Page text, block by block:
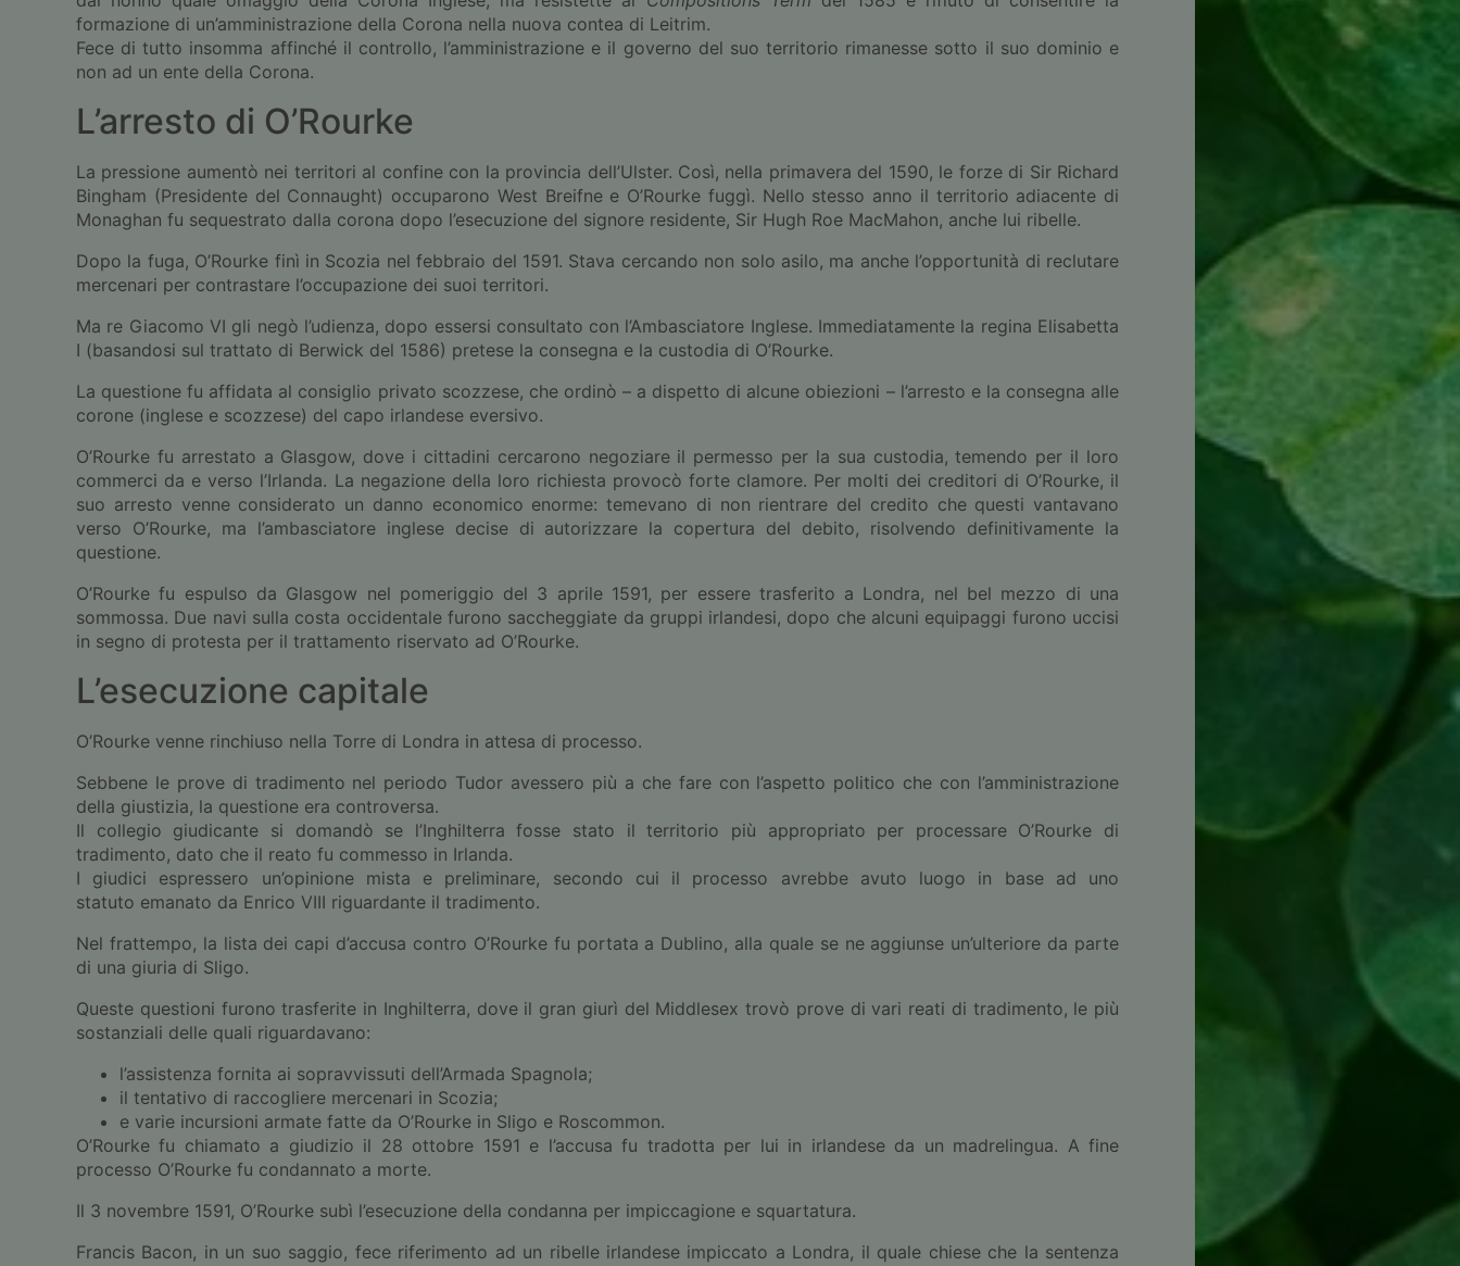
formazione di un’amministrazione della Corona nella nuova contea di Leitrim.
Fece di tutto insomma affinché il controllo, l’amministrazione e il governo del suo territorio rimanesse sotto il suo dominio e
non ad un ente della Corona.
L’arresto di O’Rourke
La pressione aumentò nei territori al confine con la provincia dell’Ulster. Così, nella primavera del 1590, le forze di Sir Richard
Bingham (Presidente del Connaught) occuparono West Breifne e O’Rourke fuggì. Nello stesso anno il territorio adiacente di
Monaghan fu sequestrato dalla corona dopo l’esecuzione del signore residente, Sir Hugh Roe MacMahon, anche lui ribelle.
Dopo la fuga, O’Rourke finì in Scozia nel febbraio del 1591. Stava cercando non solo asilo, ma anche l’opportunità di reclutare
mercenari per contrastare l’occupazione dei suoi territori.
Ma re Giacomo VI gli negò l’udienza, dopo essersi consultato con l’Ambasciatore Inglese. Immediatamente la regina Elisabetta
I (basandosi sul trattato di Berwick del 1586) pretese la consegna e la custodia di O’Rourke.
La questione fu affidata al consiglio privato scozzese, che ordinò – a dispetto di alcune obiezioni – l’arresto e la consegna alle
corone (inglese e scozzese) del capo irlandese eversivo.
O’Rourke fu arrestato a Glasgow, dove i cittadini cercarono negoziare il permesso per la sua custodia, temendo per il loro
commerci da e verso l’Irlanda. La negazione della loro richiesta provocò forte clamore. Per molti dei creditori di O’Rourke, il
suo arresto venne considerato un danno economico enorme: temevano di non rientrare del credito che questi vantavano
verso O’Rourke, ma l’ambasciatore inglese decise di autorizzare la copertura del debito, risolvendo definitivamente la
questione.
O’Rourke fu espulso da Glasgow nel pomeriggio del 3 aprile 1591, per essere trasferito a Londra, nel bel mezzo di una
sommossa. Due navi sulla costa occidentale furono saccheggiate da gruppi irlandesi, dopo che alcuni equipaggi furono uccisi
in segno di protesta per il trattamento riservato ad O’Rourke.
L’esecuzione capitale
O’Rourke venne rinchiuso nella Torre di Londra in attesa di processo.
Sebbene le prove di tradimento nel periodo Tudor avessero più a che fare con l’aspetto politico che con l’amministrazione
della giustizia, la questione era controversa.
Il collegio giudicante si domandò se l’Inghilterra fosse stato il territorio più appropriato per processare O’Rourke di
tradimento, dato che il reato fu commesso in Irlanda.
I giudici espressero un’opinione mista e preliminare, secondo cui il processo avrebbe avuto luogo in base ad uno
statuto emanato da Enrico VIII riguardante il tradimento.
Nel frattempo, la lista dei capi d’accusa contro O’Rourke fu portata a Dublino, alla quale se ne aggiunse un’ulteriore da parte
di una giuria di Sligo.
Queste questioni furono trasferite in Inghilterra, dove il gran giurì del Middlesex trovò prove di vari reati di tradimento, le più
sostanziali delle quali riguardavano:
l’assistenza fornita ai sopravvissuti dell’Armada Spagnola;
il tentativo di raccogliere mercenari in Scozia;
e varie incursioni armate fatte da O’Rourke in Sligo e Roscommon.
O’Rourke fu chiamato a giudizio il 28 ottobre 1591 e l’accusa fu tradotta per lui in irlandese da un madrelingua. A fine
processo O’Rourke fu condannato a morte.
Il 3 novembre 1591, O’Rourke subì l’esecuzione della condanna per impiccagione e squartatura.
Francis Bacon, in un suo saggio, fece riferimento ad un ribelle irlandese impiccato a Londra, il quale chiese che la sentenza